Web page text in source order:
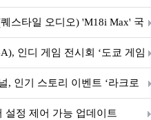
스타일 오디오) 'M18i Max' 국
인디 게임 전시회 ‘도쿄 게임
, 인기 스토리 이벤트 ‘라크로
벤트 실시!
설정 제어 가능 업데이트